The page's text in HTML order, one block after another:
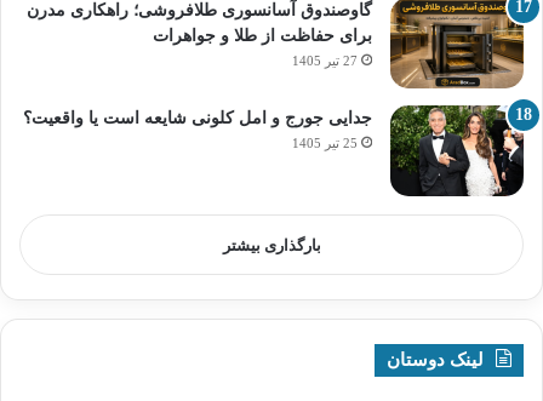
گاوصندوق آسانسوری طلافروشی؛ راهکاری مدرن
برای حفاظت از طلا و جواهرات
27 تیر 1405
جدایی جورج و امل کلونی شایعه است یا واقعیت؟
25 تیر 1405
بارگذاری بیشتر
لینک دوستان